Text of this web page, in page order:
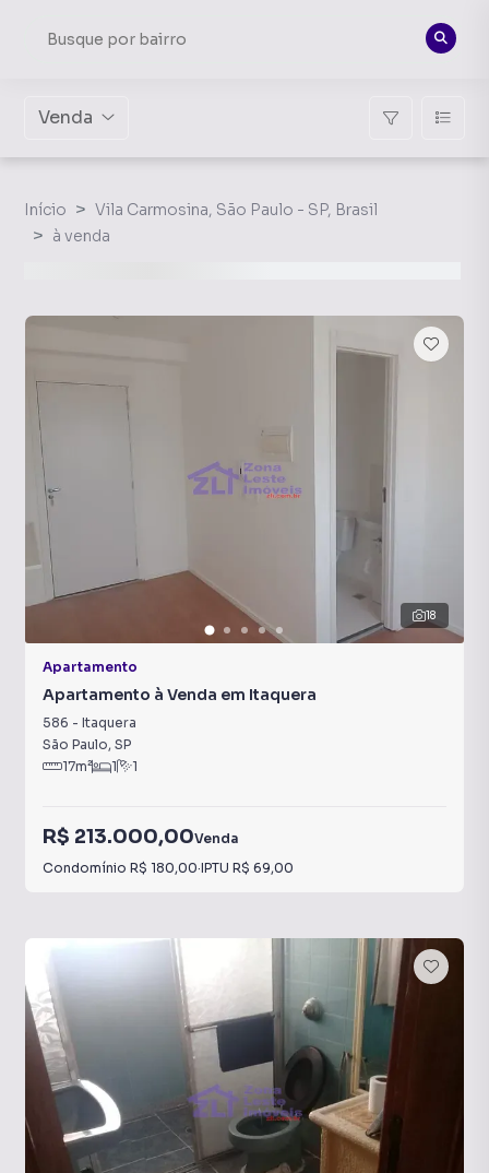
Venda
Início
Vila Carmosina, São Paulo - SP, Brasil
à venda
18
Apartamento
Apartamento à Venda em Itaquera
586 - Itaquera
São Paulo, SP
17m² 1 1
R$ 213.000,00Venda
Condomínio R$ 180,00·IPTU R$ 69,00